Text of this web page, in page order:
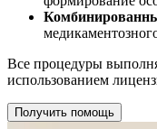
Все процедуры
использованием
Получить помощь